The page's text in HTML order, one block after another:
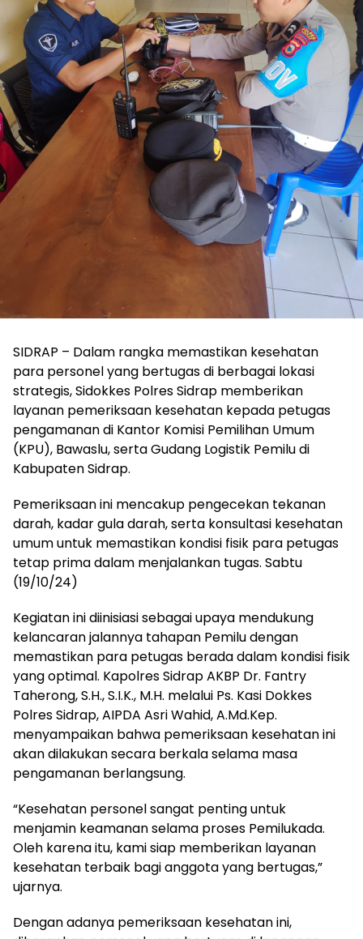
SIDRAP – Dalam rangka memastikan kesehatan
para personel yang bertugas di berbagai lokasi
strategis, Sidokkes Polres Sidrap memberikan
layanan pemeriksaan kesehatan kepada petugas
pengamanan di Kantor Komisi Pemilihan Umum
(KPU), Bawaslu, serta Gudang Logistik Pemilu di
Kabupaten Sidrap.
Pemeriksaan ini mencakup pengecekan tekanan
darah, kadar gula darah, serta konsultasi kesehatan
umum untuk memastikan kondisi fisik para petugas
tetap prima dalam menjalankan tugas. Sabtu
(19/10/24)
Kegiatan ini diinisiasi sebagai upaya mendukung
kelancaran jalannya tahapan Pemilu dengan
memastikan para petugas berada dalam kondisi fisik
yang optimal. Kapolres Sidrap AKBP Dr. Fantry
Taherong, S.H., S.I.K., M.H. melalui Ps. Kasi Dokkes
Polres Sidrap, AIPDA Asri Wahid, A.Md.Kep.
menyampaikan bahwa pemeriksaan kesehatan ini
akan dilakukan secara berkala selama masa
pengamanan berlangsung.
“Kesehatan personel sangat penting untuk
menjamin keamanan selama proses Pemilukada.
Oleh karena itu, kami siap memberikan layanan
kesehatan terbaik bagi anggota yang bertugas,”
ujarnya.
Dengan adanya pemeriksaan kesehatan ini,